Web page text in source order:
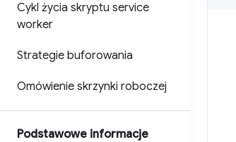
Cykl życia skryptu service
worker
Strategie buforowania
Omówienie skrzynki roboczej
Podstawowe informacje